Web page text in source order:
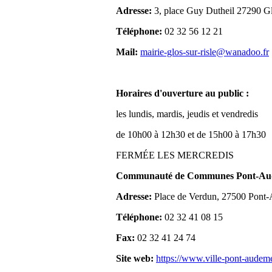
Adresse: 3, place Guy Dutheil 27290
Téléphone: 02 32 56 12 21
Mail: mairie-glos-sur-risle@wanadoo.fr
Horaires d'ouverture au public :
les lundis, mardis, jeudis et vendredis
de 10h00 à 12h30 et de 15h00 à 17h30
FERMÉE LES MERCREDIS
Communauté de Communes Pont-
Adresse: Place de Verdun, 27500
Téléphone: 02 32 41 08 15
Fax: 02 32 41 24 74
Site web: https://www.ville-pont-